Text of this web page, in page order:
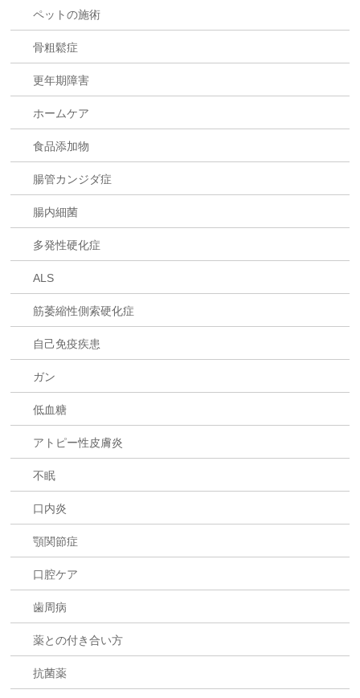
ペットの施術
骨粗鬆症
更年期障害
ホームケア
食品添加物
腸管カンジダ症
腸内細菌
多発性硬化症
ALS
筋萎縮性側索硬化症
自己免疫疾患
ガン
低血糖
アトピー性皮膚炎
不眠
口内炎
顎関節症
口腔ケア
歯周病
薬との付き合い方
抗菌薬